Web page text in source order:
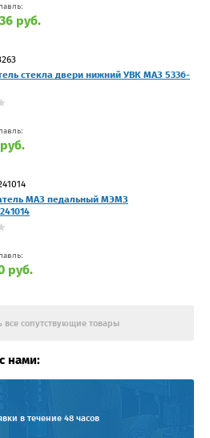
руб.
стекла двери нижний УВК МАЗ 5336-
МАЗ педальный МЭМЗ
руб.
все сопутствующие товары
нами:
в течение 48 часов